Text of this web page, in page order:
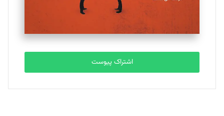
مصطفی مسجدی آرانی
تحریریه
بابک نقاش
تحریریه
اشتراک پیوست